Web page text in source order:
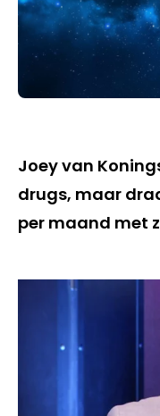
Joey van
drugs, maar
per maand met